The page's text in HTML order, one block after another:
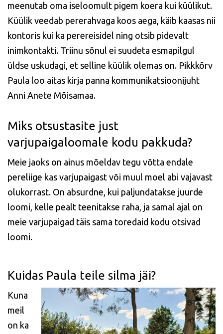
meenutab oma iseloomult pigem koera kui küülikut.
Küülik veedab pererahvaga koos aega, käib kaasas nii
kontoris kui ka perereisidel ning otsib pidevalt
inimkontakti. Triinu sõnul ei suudeta esmapilgul
üldse uskudagi, et selline küülik olemas on. Pikkkõrv
Paula loo aitas kirja panna kommunikatsioonijuht
Anni Anete Mõisamaa.
Miks otsustasite just
varjupaigaloomale kodu pakkuda?
Meie jaoks on ainus mõeldav tegu võtta endale
pereliige kas varjupaigast või muul moel abi vajavast
olukorrast. On absurdne, kui paljundatakse juurde
loomi, kelle pealt teenitakse raha, ja samal ajal on
meie varjupaigad täis sama toredaid kodu otsivad
loomi.
Kuidas Paula teile silma jäi?
Kuna
meil
on ka